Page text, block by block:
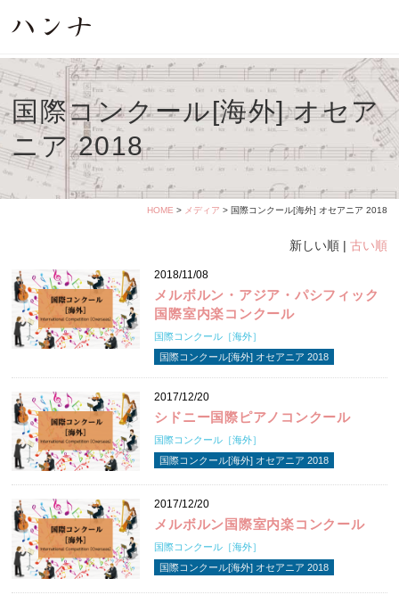
国際コンクール[海外] オセア
ニア 2018
HOME > メディア > 国際コンクール[海外] オセアニア 2018
新しい順 | 古い順
2018/11/08
メルボルン・アジア・パシフィック
国際室内楽コンクール
国際コンクール［海外］
国際コンクール[海外] オセアニア 2018
2017/12/20
シドニー国際ピアノコンクール
国際コンクール［海外］
国際コンクール[海外] オセアニア 2018
2017/12/20
メルボルン国際室内楽コンクール
国際コンクール［海外］
国際コンクール[海外] オセアニア 2018